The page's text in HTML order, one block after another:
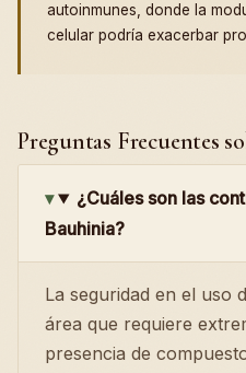
autoinmunes, donde la
celular podría exacerbar
Preguntas Frecuentes
¿Cuáles son las
Bauhinia?
La seguridad en el uso
área que requiere
presencia de